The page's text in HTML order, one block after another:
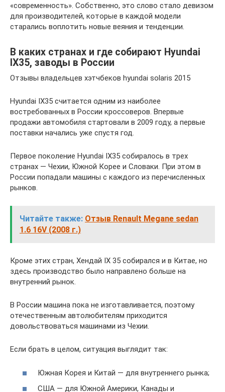
«современность». Собственно, это слово стало девизом
для производителей, которые в каждой модели
старались воплотить новые веяния и тенденции.
В каких странах и где собирают Hyundai
IX35, заводы в России
Отзывы владельцев хэтчбеков hyundai solaris 2015
Hyundai IX35 считается одним из наиболее
востребованных в России кроссоверов. Впервые
продажи автомобиля стартовали в 2009 году, а первые
поставки начались уже спустя год.
Первое поколение Hyundai IX35 собиралось в трех
странах — Чехии, Южной Корее и Словаки. При этом в
России попадали машины с каждого из перечисленных
рынков.
Читайте также: Отзыв Renault Megane sedan
1.6 16V (2008 г.)
Кроме этих стран, Хендай IX 35 собирался и в Китае, но
здесь производство было направлено больше на
внутренний рынок.
В России машина пока не изготавливается, поэтому
отечественным автолюбителям приходится
довольствоваться машинами из Чехии.
Если брать в целом, ситуация выглядит так:
Южная Корея и Китай — для внутреннего рынка;
США — для Южной Америки, Канады и